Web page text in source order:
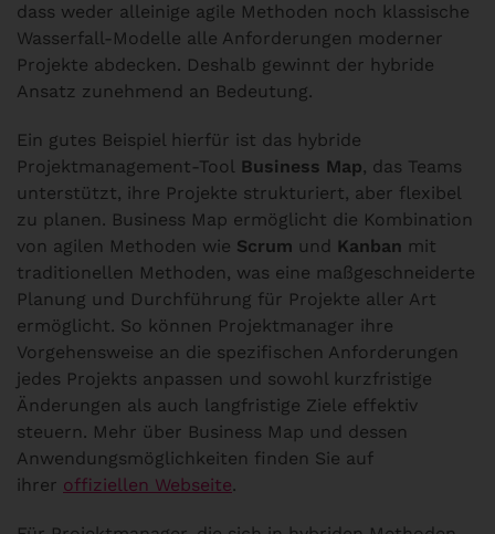
dass weder alleinige agile Methoden noch klassische
Wasserfall-Modelle alle Anforderungen moderner
Projekte abdecken. Deshalb gewinnt der hybride
Ansatz zunehmend an Bedeutung.
Ein gutes Beispiel hierfür ist das hybride
Projektmanagement-Tool Business Map, das Teams
unterstützt, ihre Projekte strukturiert, aber flexibel
zu planen. Business Map ermöglicht die Kombination
von agilen Methoden wie Scrum und Kanban mit
traditionellen Methoden, was eine maßgeschneiderte
Planung und Durchführung für Projekte aller Art
ermöglicht. So können Projektmanager ihre
Vorgehensweise an die spezifischen Anforderungen
jedes Projekts anpassen und sowohl kurzfristige
Änderungen als auch langfristige Ziele effektiv
steuern. Mehr über Business Map und dessen
Anwendungsmöglichkeiten finden Sie auf
ihrer offiziellen Webseite.